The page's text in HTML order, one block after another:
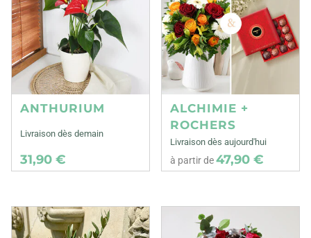
ANTHURIUM
Livraison dès demain
31,90 €
ALCHIMIE +
ROCHERS
Livraison dès aujourd'hui
à partir de47,90 €